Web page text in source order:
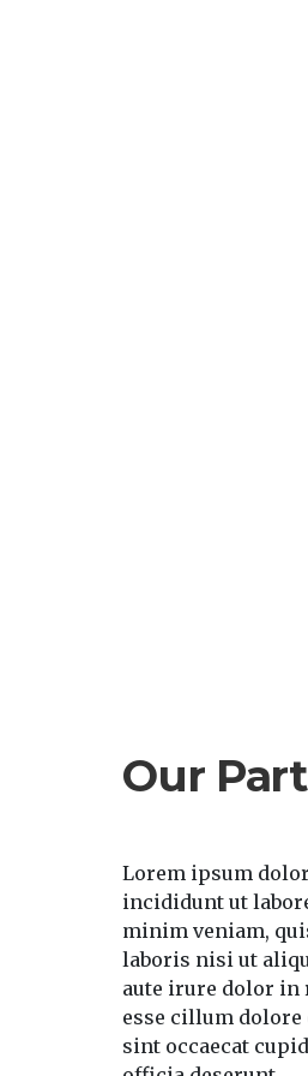
Our
Lorem ipsum
incididunt ut
minim veniam,
laboris nisi ut
aute irure dolor
esse cillum
sint occaecat